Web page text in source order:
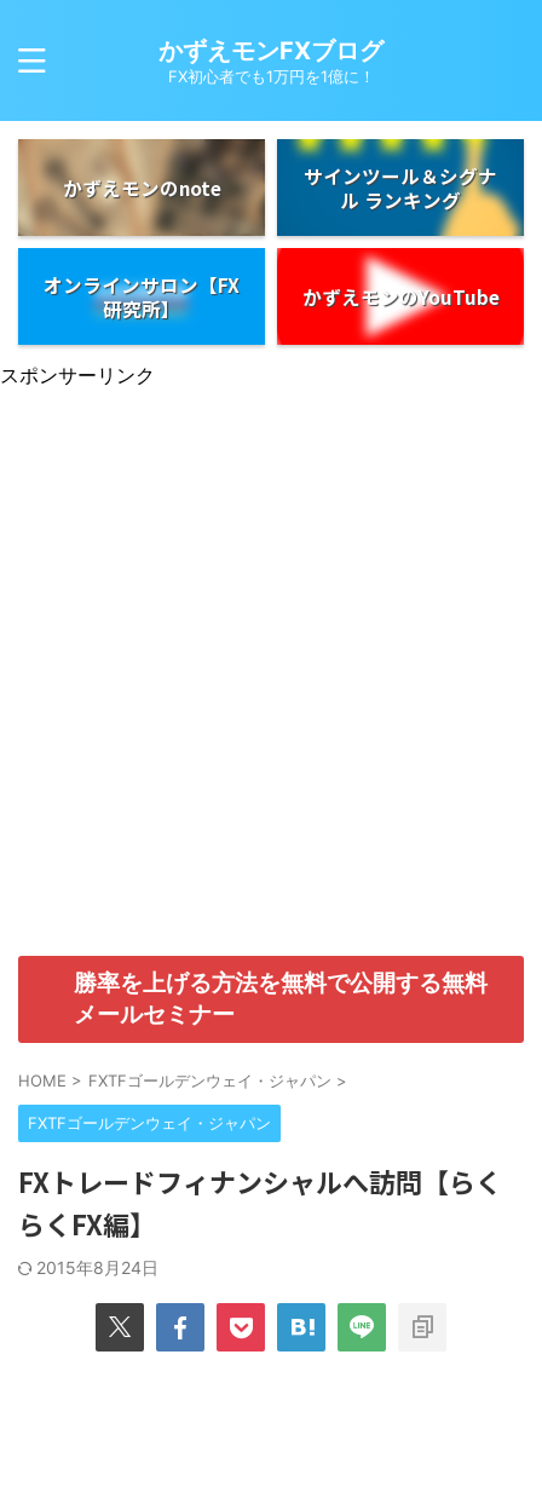
かずえモンFXブログ
FX初心者でも1万円を1億に！
かずえモンのnote
サインツール＆シグナ
ル ランキング
オンラインサロン【FX
研究所】
かずえモンのYouTube
スポンサーリンク
勝率を上げる方法を無料で公開する無料
メールセミナー
HOME > FXTFゴールデンウェイ・ジャパン >
FXTFゴールデンウェイ・ジャパン
FXトレードフィナンシャルへ訪問【らく
らくFX編】
2015年8月24日